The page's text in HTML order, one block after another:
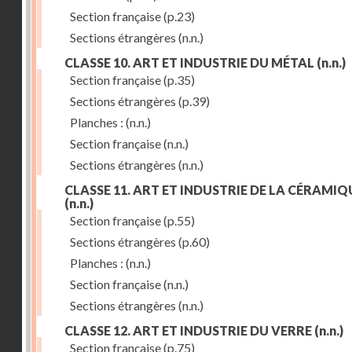
Section française(p.23)
Sections étrangères (n.n.)
CLASSE 10. ART ET INDUSTRIE DU MÉTAL (n.n.)
Section française(p.35)
Sections étrangères (p.39)
Planches : (n.n.)
Section française(n.n.)
Sections étrangères (n.n.)
CLASSE 11. ART ET INDUSTRIE DE LA
(n.n.)
Section française(p.55)
Sections étrangères (p.60)
Planches : (n.n.)
Section française(n.n.)
Sections étrangères (n.n.)
CLASSE 12. ART ET INDUSTRIE DU VERRE (n.n.)
Section française(p.75)